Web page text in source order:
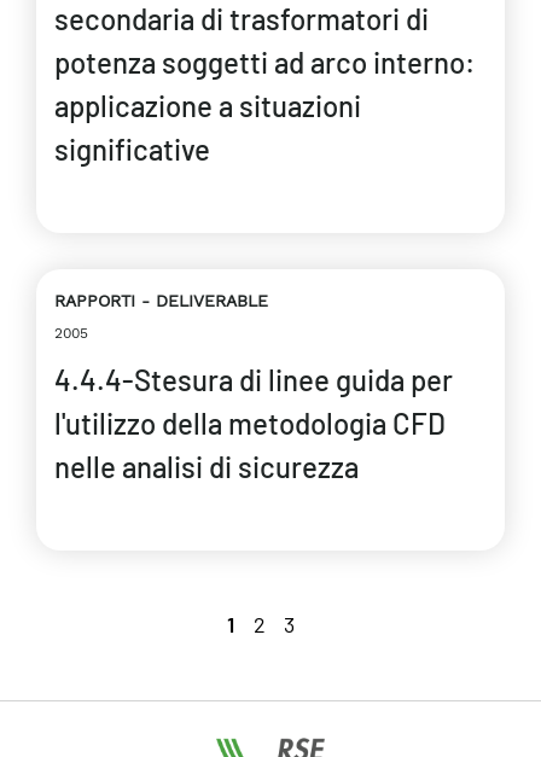
secondaria di trasformatori di
potenza soggetti ad arco interno:
applicazione a situazioni
significative
RAPPORTI DELIVERABLE
2005
4.4.4-Stesura di linee guida per
l'utilizzo della metodologia CFD
nelle analisi di sicurezza
1 2 3